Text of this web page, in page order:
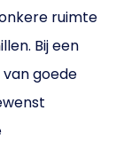
ruimte
Bij een
goede